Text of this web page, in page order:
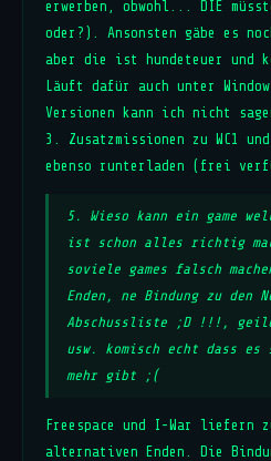
erwerben, obwohl... DIE
oder?). Ansonsten gäbe es
aber die ist hundeteuer und
Läuft dafür auch unter
Versionen kann ich nicht
3. Zusatzmissionen zu WC1
ebenso runterladen (frei
5. Wieso kann ein game
ist schon alles richtig
soviele games falsch
Enden, ne Bindung zu den
Abschussliste ;D !!!, geile
usw. komisch echt dass es
mehr gibt ;(
Freespace und I-War liefern
alternativen Enden. Die